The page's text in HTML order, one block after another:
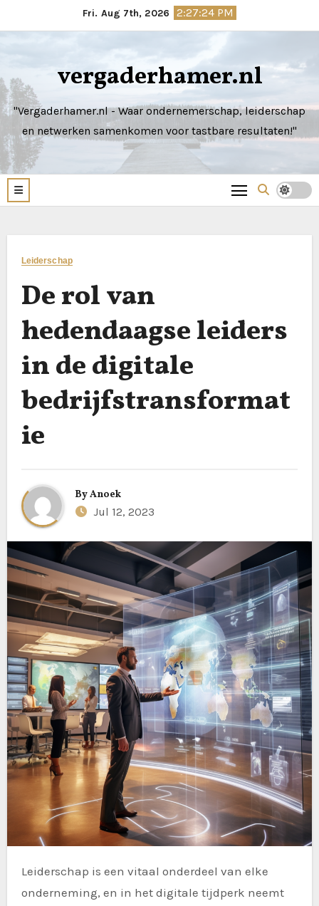
to
Fri. Aug 7th, 2026 2:27:25 PM
vergaderhamer.nl
"Vergaderhamer.nl - Waar ondernemerschap, leiderschap
en netwerken samenkomen voor tastbare resultaten!"
Leiderschap
De rol van
hedendaagse leiders
in de digitale
bedrijfstransformat
ie
ByAnoek
Jul 12, 2023
Leiderschap is een vitaal onderdeel van elke
onderneming, en in het digitale tijdperk neemt